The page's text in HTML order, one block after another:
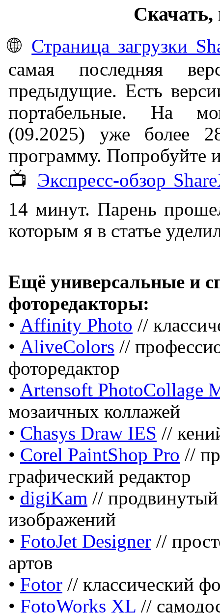
Скачать,
🌐 Страница загрузки
самая последняя
предыдущие. Есть
портабельные. На
(09.2025) уже более
программу. Попробуйте
📺 Экспресс-обзор
14 минут. Парень
которым я в статье
Ещё универсальные и
фоторедакторы:
• Affinity Photo //
• AliveColors //
фоторедактор
• Artensoft PhotoCollage
мозаичных коллажей
• Chasys Draw IES //
• Corel PaintShop Pro //
графический редактор
• digiKam // продвинутый
изображений
• FotoJet Designer //
артов
• Fotor // классический
• FotoWorks XL //